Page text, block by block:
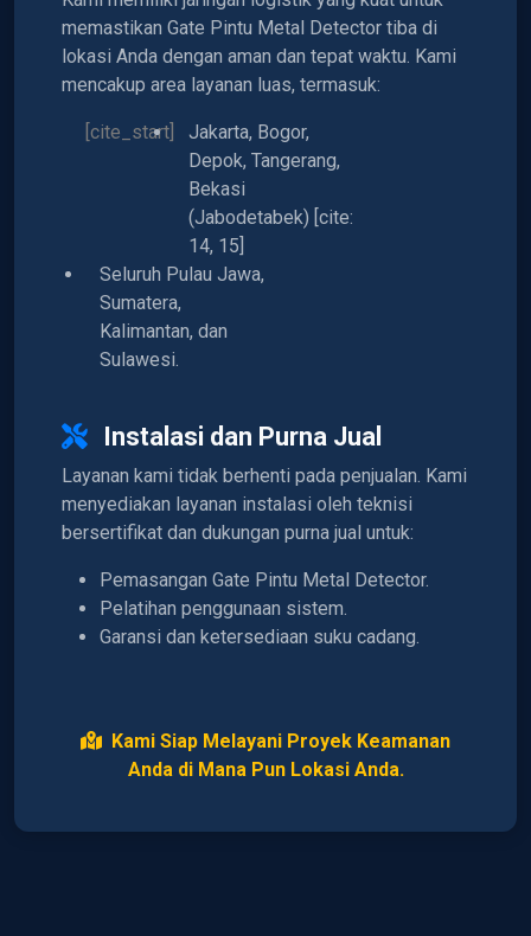
memastikan Gate Pintu Metal Detector tiba di
lokasi Anda dengan aman dan tepat waktu. Kami
mencakup area layanan luas, termasuk:
[cite_start]
Jakarta, Bogor,
Depok, Tangerang,
Bekasi
(Jabodetabek) [cite:
14, 15]
Seluruh Pulau Jawa,
Sumatera,
Kalimantan, dan
Sulawesi.
Instalasi dan Purna Jual
Layanan kami tidak berhenti pada penjualan. Kami
menyediakan layanan instalasi oleh teknisi
bersertifikat dan dukungan purna jual untuk:
Pemasangan Gate Pintu Metal Detector.
Pelatihan penggunaan sistem.
Garansi dan ketersediaan suku cadang.
Kami Siap Melayani Proyek Keamanan
Anda di Mana Pun Lokasi Anda.